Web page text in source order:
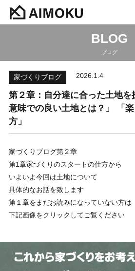
BLOG
ブログ
家づくりブログ 2026.1.4
第２章：自分達に合った土地を
意味での良い土地とは？」 「
方」
家づくりブログ第２章
第1章家づくりのスタートの仕方から
いよいよ今回は土地について
具体的なお話を致します
第１章をまだお読みになっていない方は
下記画像をクリックしてご覧ください